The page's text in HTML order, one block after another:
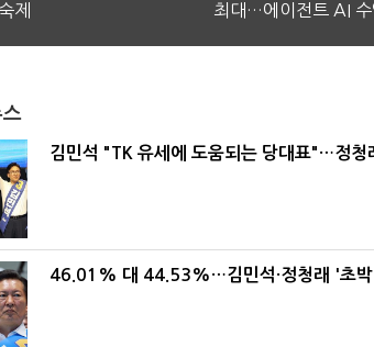
제
최대…에이전트 AI 수
스
김민석 "TK 유세에 도움되는 당대표"…정청
46.01% 대 44.53%…김민석·정청래 '초